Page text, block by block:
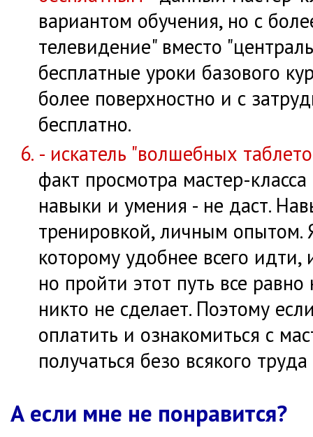
вариантом обучения, но с
телевидение" вместо
бесплатные уроки базового
более поверхностно и с
бесплатно.
- искатель "волшебных
факт просмотра мастер-
навыки и умения - не даст.
тренировкой, личным опытом.
которому удобнее всего
но пройти этот путь все
никто не сделает. Поэтому
оплатить и ознакомиться с
получаться безо всякого
А если мне не понравится?